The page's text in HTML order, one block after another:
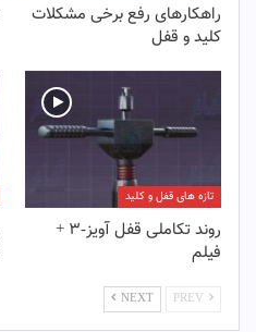
راهکارهای رفع برخی مشکلات
کلید و قفل
تازه های قفل و کلید
روند تکاملی قفل آویز-۳ +
فیلم
NEXT